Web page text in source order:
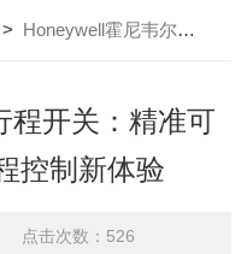
> Honeywell霍尼韦尔行程开关：精准可靠，开启高效行程控制新体验
程开关：精准可
控制新体验
点击次数：526